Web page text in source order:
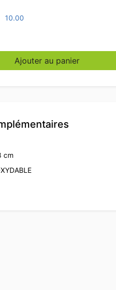
10.00
acier inoxydable HCB pour
Ajouter au panier
cm